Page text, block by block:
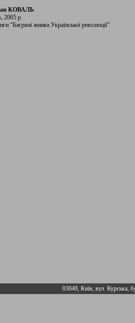
КОВАЛЬ
2005 р.
“Багряні жнива Української революції”
03049, Київ, вул. Курська,